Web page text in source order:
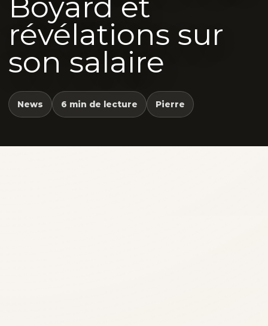
révélations sur
son salaire
News 6 min de lecture Pierre